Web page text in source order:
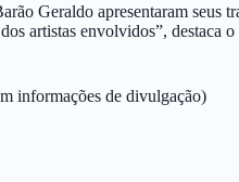
Geraldo apresentaram seus
artistas envolvidos”, destaca
informações de divulgação)